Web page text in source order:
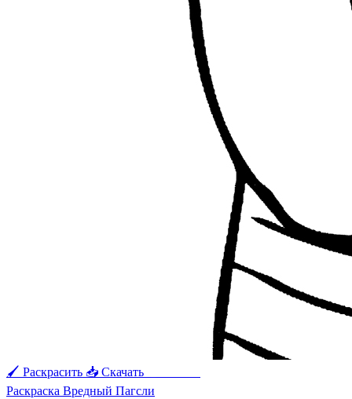
🖌 Раскрасить 📥 Скачать
Раскраска Вредный Пагсли